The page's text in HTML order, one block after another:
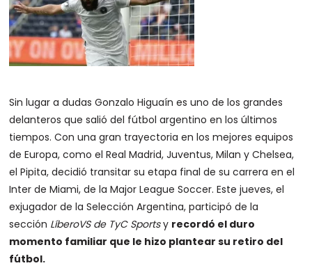
Sin lugar a dudas Gonzalo Higuaín es uno de los grandes
delanteros que salió del fútbol argentino en los últimos
tiempos. Con una gran trayectoria en los mejores equipos
de Europa, como el Real Madrid, Juventus, Milan y Chelsea,
el Pipita, decidió transitar su etapa final de su carrera en el
Inter de Miami, de la Major League Soccer. Este jueves, el
exjugador de la Selección Argentina, participó de la
sección LíberoVS de TyC Sportsy recordó el duro
momento familiar que le hizo plantear su retiro del
fútbol.